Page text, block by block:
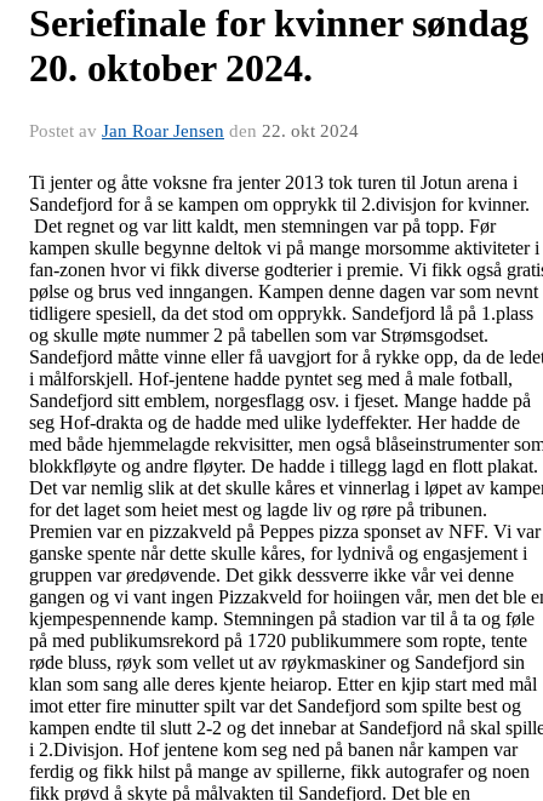
Seriefinale for kvinner søndag
20. oktober 2024.
Postet av Jan Roar Jensen den 22. okt 2024
Ti jenter og åtte voksne fra jenter 2013 tok turen til Jotun arena i
Sandefjord for å se kampen om opprykk til 2.divisjon for kvinner.
Det regnet og var litt kaldt, men stemningen var på topp. Før
kampen skulle begynne deltok vi på mange morsomme aktiviteter i
fan-zonen hvor vi fikk diverse godterier i premie. Vi fikk også
pølse og brus ved inngangen. Kampen denne dagen var som nevnt
tidligere spesiell, da det stod om opprykk. Sandefjord lå på 1.plass
og skulle møte nummer 2 på tabellen som var Strømsgodset.
Sandefjord måtte vinne eller få uavgjort for å rykke opp, da de
i målforskjell. Hof-jentene hadde pyntet seg med å male fotball,
Sandefjord sitt emblem, norgesflagg osv. i fjeset. Mange hadde på
seg Hof-drakta og de hadde med ulike lydeffekter. Her hadde de
med både hjemmelagde rekvisitter, men også blåseinstrumenter
blokkfløyte og andre fløyter. De hadde i tillegg lagd en flott plakat.
Det var nemlig slik at det skulle kåres et vinnerlag i løpet av
for det laget som heiet mest og lagde liv og røre på tribunen.
Premien var en pizzakveld på Peppes pizza sponset av NFF. Vi var
ganske spente når dette skulle kåres, for lydnivå og engasjement i
gruppen var øredøvende. Det gikk dessverre ikke vår vei denne
gangen og vi vant ingen Pizzakveld for hoiingen vår, men det ble
kjempespennende kamp. Stemningen på stadion var til å ta og føle
på med publikumsrekord på 1720 publikummere som ropte, tente
røde bluss, røyk som vellet ut av røykmaskiner og Sandefjord sin
klan som sang alle deres kjente heiarop. Etter en kjip start med mål
imot etter fire minutter spilt var det Sandefjord som spilte best og
kampen endte til slutt 2-2 og det innebar at Sandefjord nå skal
i 2.Divisjon. Hof jentene kom seg ned på banen når kampen var
ferdig og fikk hilst på mange av spillerne, fikk autografer og noen
fikk prøvd å skyte på målvakten til Sandefjord. Det ble en